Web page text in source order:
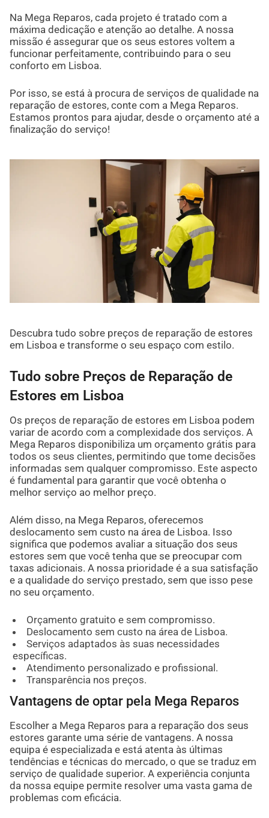
Na Mega Reparos, cada projeto é tratado com a
máxima dedicação e atenção ao detalhe. A nossa
missão é assegurar que os seus estores voltem a
funcionar perfeitamente, contribuindo para o seu
conforto em Lisboa.
Por isso, se está à procura de serviços de qualidade na
reparação de estores, conte com a Mega Reparos.
Estamos prontos para ajudar, desde o orçamento até a
finalização do serviço!
Descubra tudo sobre preços de reparação de estores
em Lisboa e transforme o seu espaço com estilo.
Tudo sobre Preços de Reparação de
Estores em Lisboa
Os preços de reparação de estores em Lisboa podem
variar de acordo com a complexidade dos serviços. A
Mega Reparos disponibiliza um orçamento grátis para
todos os seus clientes, permitindo que tome decisões
informadas sem qualquer compromisso. Este aspecto
é fundamental para garantir que você obtenha o
melhor serviço ao melhor preço.
Além disso, na Mega Reparos, oferecemos
deslocamento sem custo na área de Lisboa. Isso
significa que podemos avaliar a situação dos seus
estores sem que você tenha que se preocupar com
taxas adicionais. A nossa prioridade é a sua satisfação
e a qualidade do serviço prestado, sem que isso pese
no seu orçamento.
Orçamento gratuito e sem compromisso.
Deslocamento sem custo na área de Lisboa.
Serviços adaptados às suas necessidades
específicas.
Atendimento personalizado e profissional.
Transparência nos preços.
Vantagens de optar pela Mega Reparos
Escolher a Mega Reparos para a reparação dos seus
estores garante uma série de vantagens. A nossa
equipa é especializada e está atenta às últimas
tendências e técnicas do mercado, o que se traduz em
serviço de qualidade superior. A experiência conjunta
da nossa equipe permite resolver uma vasta gama de
problemas com eficácia.